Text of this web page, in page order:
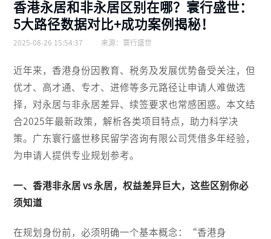
香港永居和非永居区别在哪？寰行盛世：
5大路径数据对比+成功案例揭秘！
2025-08-26 15:54:37 来源： 寰行盛世
近年来，香港身份因教育、税务及发展优势备受关注，但
优才、高才通、专才、进修等多元路径让申请人难做选
择，对永居与非永居差异、续签要求也常感困惑。本文结
合2025年最新政策，解析各类项目特点，助力科学决
策。广东寰行盛世移民留学咨询有限公司凭借多年经验，
为申请人提供专业规划参考。
一、香港非永居 vs 永居，权益差异巨大，这些区别你必
须知道
在规划身份前，必须明确一个基本概念：“香港身